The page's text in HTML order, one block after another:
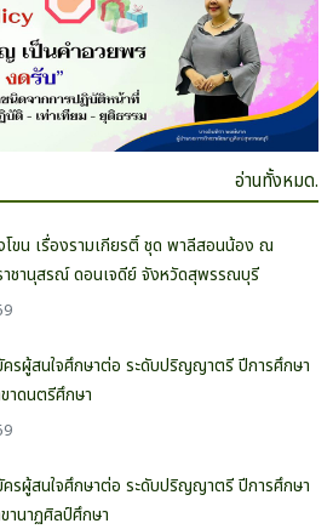
อ่านทั้งหมด.
ขน เรื่องรามเกียรติ์ ชุด พาลีสอนน้อง ณ
าชานุสรณ์ ดอนเจดีย์ จังหวัดสุพรรณบุรี
ครผู้สนใจศึกษาต่อ ระดับปริญญาตรี ปีการศึกษา
าดนตรีศึกษา
ครผู้สนใจศึกษาต่อ ระดับปริญญาตรี ปีการศึกษา
านาฏศิลป์ศึกษา